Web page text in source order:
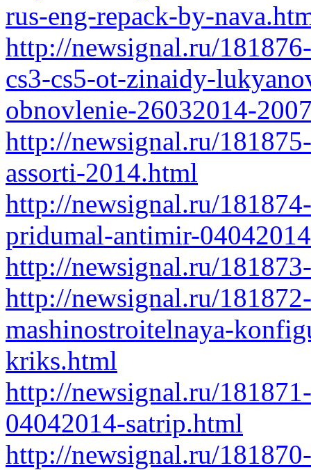
rus-eng-repack-by-
http://newsignal.ru/
cs3-cs5-ot-zinaidy-
obnovlenie-26032014-
http://newsignal.ru/
assorti-2014.html
http://newsignal.ru/
pridumal-antimir-
http://newsignal.ru/
http://newsignal.ru/
mashinostroitelnaya-
kriks.html
http://newsignal.ru/
04042014-satrip.html
http://newsignal.ru/